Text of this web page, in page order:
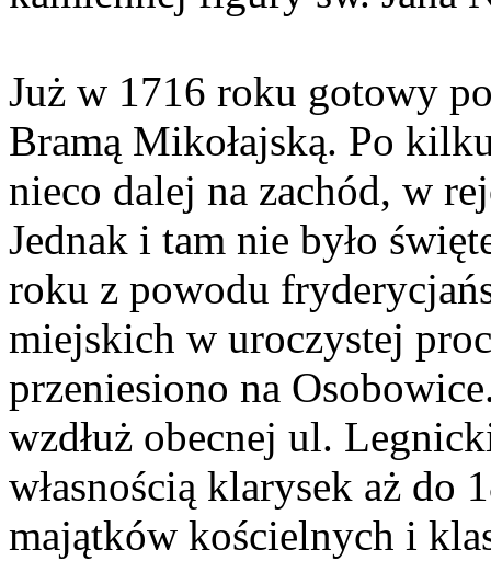
Już w 1716 roku gotowy
Bramą Mikołajską. Po
nieco dalej na zachód, w
Jednak i tam nie było
roku z powodu
miejskich w uroczystej
przeniesiono na
wzdłuż obecnej ul.
własnością klarysek aż do
majątków kościelnych i